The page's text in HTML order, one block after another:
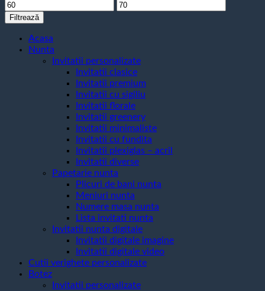
Preț
minim
Preț
Filtrează
Acasa
Nunta
Invitatii personalizate
Invitatii clasice
Invitatii premium
Invitatii cu sigiliu
Invitatii florale
Invitatii greenery
Invitatii minimaliste
Invitatii cu fundita
Invitatii plexiglas – acril
Invitatii diverse
Papetarie nunta
Plicuri de bani nunta
Meniuri nunta
Numere masa nunta
Lista invitati nunta
Invitatii nunta digitale
Invitatii digitale imagine
Invitatii digitale video
Cutii verighete personalizate
Botez
Invitatii personalizate